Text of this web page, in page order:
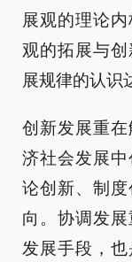
展观的理论
观的拓展与
展规律的认识
创新发展重
济社会发展
论创新、制
向。协调发
发展手段，